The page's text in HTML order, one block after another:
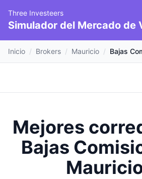
Three Investeers
Simulador del Mercado de
Inicio / Brokers / Mauricio / Bajas
Mejores
Bajas